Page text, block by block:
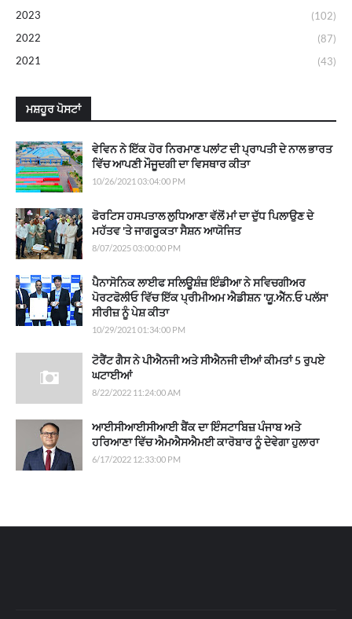
2023
(102)
2022
(87)
2021
(43)
ਮਸ਼ਹੂਰ ਪੋਸਟਾਂ
ਵੇਵਿਨ ਨੇ ਇੱਕ ਹੋਰ ਨਿਰਮਾਣ ਪਲਾਂਟ ਦੀ ਪ੍ਰਾਪਤੀ ਦੇ ਨਾਲ ਭਾਰਤ
ਵਿੱਚ ਆਪਣੀ ਮੌਜੂਦਗੀ ਦਾ ਵਿਸਥਾਰ ਕੀਤਾ
10/26/2021 03:04:00 PM
ਫੋਰਟਿਸ ਹਸਪਤਾਲ ਲੁਧਿਆਣਾ ਵੱਲੋਂ ਮਾਂ ਦਾ ਦੁੱਧ ਪਿਲਾਉਣ ਦੇ
ਮਹੱਤਵ 'ਤੇ ਜਾਗਰੂਕਤਾ ਸੈਸ਼ਨ ਆਯੋਜਿਤ
8/07/2025 03:00:00 PM
ਪੈਨਾਸੋਨਿਕ ਲਾਈਫ ਸਲਿਊਸ਼ੰਜ਼ ਇੰਡੀਆ ਨੇ ਸਵਿਚਗੀਅਰ
ਪੋਰਟਫੋਲੀਓ ਵਿੱਚ ਇੱਕ ਪ੍ਰੀਮੀਅਮ ਐਡੀਸ਼ਨ 'ਯੂ.ਐੱਨ.ਓ ਪਲੱਸ'
ਸੀਰੀਜ਼ ਨੂੰ ਪੇਸ਼ ਕੀਤਾ
10/29/2021 01:34:00 PM
ਟੋਰੈਂਟ ਗੈਸ ਨੇ ਪੀਐਨਜੀ ਅਤੇ ਸੀਐਨਜੀ ਦੀਆਂ ਕੀਮਤਾਂ 5 ਰੁਪਏ
ਘਟਾਈਆਂ
8/22/2022 11:24:00 AM
ਆਈਸੀਆਈਸੀਆਈ ਬੈਂਕ ਦਾ ਇੰਸਟਾਬਿਜ਼ ਪੰਜਾਬ ਅਤੇ
ਹਰਿਆਣਾ ਵਿੱਚ ਐਮਐਸਐਮਈ ਕਾਰੋਬਾਰ ਨੂੰ ਦੇਵੇਗਾ ਹੁਲਾਰਾ
6/17/2022 12:33:00 PM